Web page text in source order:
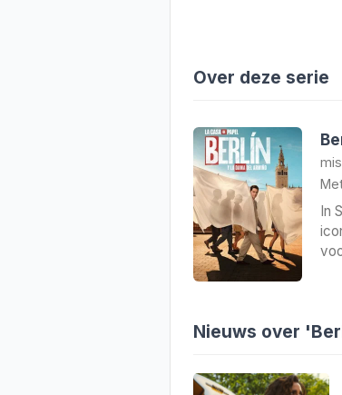
Over deze serie
In
Nieuws over